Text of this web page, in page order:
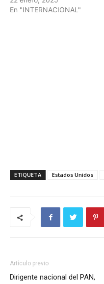
En "INTERNACIONAL"
ETIQUETA Estados Unidos
Artículo previo
Dirigente nacional del PAN,